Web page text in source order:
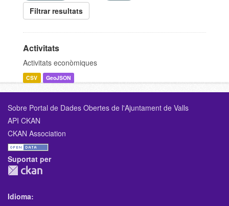
Filtrar resultats
Activitats
Activitats econòmiques
CSV GeoJSON
Sobre Portal de Dades Obertes de l'Ajuntament de Valls
API CKAN
CKAN Association
Suportat per
Idioma